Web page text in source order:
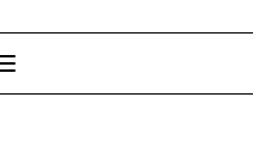
Cambiar modo de navegación